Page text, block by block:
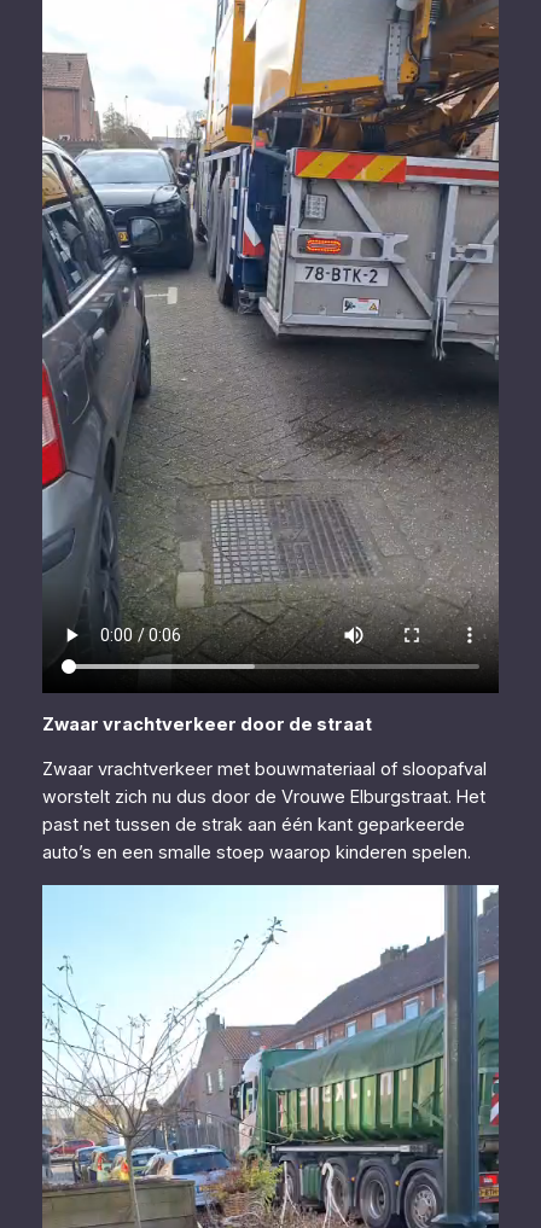
Zwaar vrachtverkeer door de straat
Zwaar vrachtverkeer met bouwmateriaal of sloopafval
worstelt zich nu dus door de Vrouwe Elburgstraat. Het
past net tussen de strak aan één kant geparkeerde
auto’s en een smalle stoep waarop kinderen spelen.